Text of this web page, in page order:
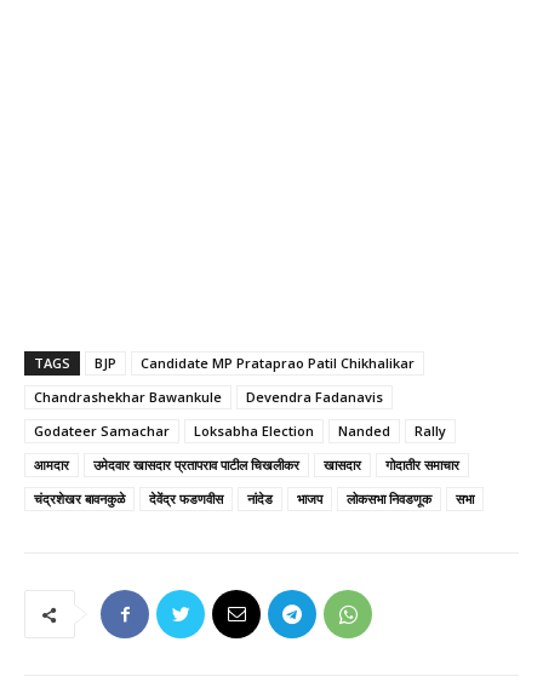
TAGS BJP
Candidate MP Prataprao Patil Chikhalikar
Chandrashekhar Bawankule
Devendra Fadanavis
Godateer Samachar
Loksabha Election Nanded
Rally
आमदार
उमेदवार खासदार प्रतापराव पाटील चिखलीकर खासदार
गोदातीर समाचार
चंद्रशेखर बावनकुळे
देवेंद्र फडणवीस नांदेड भाजप लोकसभा निवडणूक सभा